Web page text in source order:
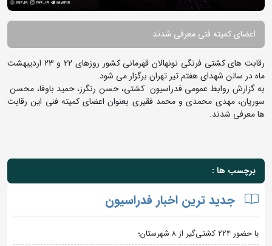
اعضای کمیته فنی معرفی شدند
رقابت های کشتی فرنگی نونهالان قهرمانی کشور روزهای 22 و 23 اردیبهشت
ماه در سالن شهدای هفتم تیر تهران برگزار می شود.
به گزارش روابط عمومی فدراسیون کشتی، حسن رنگرز، حمید باوفا، محسن
سوریان، مهدی محمدی و محمد فقیری بعنوان اعضای کمیته فنی این رقابت
ها معرفی شدند.
برچسب ها :
جدید ترین اخبار فدراسیون
با حضور ۲۲۴ کشتی‌گیر از ۸ شهرستان؛